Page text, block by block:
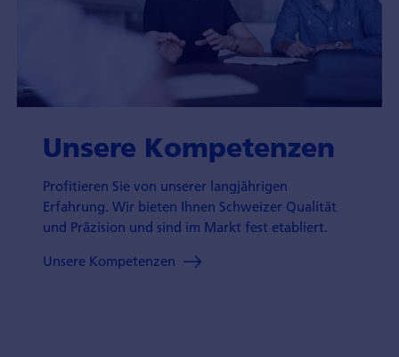
Unsere Kompetenzen
Profitieren Sie von unserer langjährigen
Erfahrung. Wir bieten Ihnen Schweizer Qualität
und Präzision und sind im Markt fest etabliert.
Unsere Kompetenzen